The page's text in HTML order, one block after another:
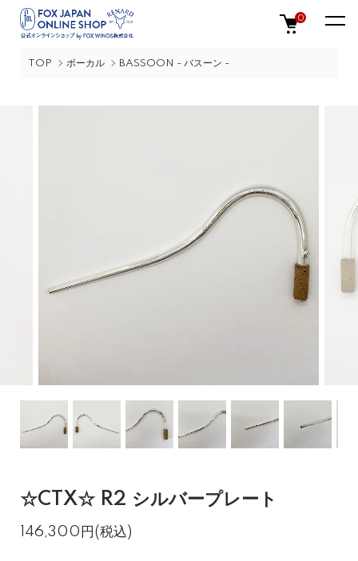
0
TOP ボーカル BASSOON - バスーン -
☆CTX☆ R2 シルバープレート
146,300円(税込)